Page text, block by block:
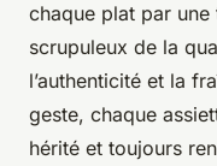
chaque plat par
scrupuleux de la
l’authenticité et la
geste, chaque
hérité et toujours